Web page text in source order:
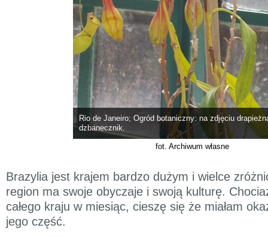
Rio de Janeiro; Ogród botaniczny: na zdjęciu
dzbanecznik.
fot. Archiwum własne
Brazylia jest krajem bardzo dużym i wielce
region ma swoje obyczaje i swoją kulturę.
całego kraju w miesiąc, cieszę się że miałam
jego część.